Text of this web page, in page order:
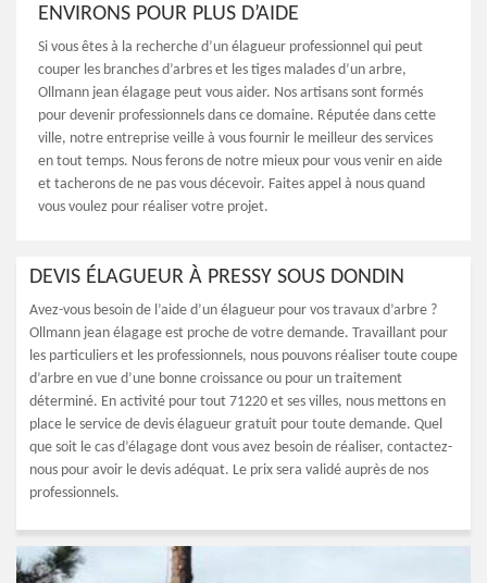
ENVIRONS POUR PLUS D’AIDE
Si vous êtes à la recherche d’un élagueur professionnel qui peut
couper les branches d’arbres et les tiges malades d’un arbre,
Ollmann jean élagage peut vous aider. Nos artisans sont formés
pour devenir professionnels dans ce domaine. Réputée dans cette
ville, notre entreprise veille à vous fournir le meilleur des services
en tout temps. Nous ferons de notre mieux pour vous venir en aide
et tacherons de ne pas vous décevoir. Faites appel à nous quand
vous voulez pour réaliser votre projet.
DEVIS ÉLAGUEUR À PRESSY SOUS DONDIN
Avez-vous besoin de l’aide d’un élagueur pour vos travaux d’arbre ?
Ollmann jean élagage est proche de votre demande. Travaillant pour
les particuliers et les professionnels, nous pouvons réaliser toute coupe
d’arbre en vue d’une bonne croissance ou pour un traitement
déterminé. En activité pour tout 71220 et ses villes, nous mettons en
place le service de devis élagueur gratuit pour toute demande. Quel
que soit le cas d’élagage dont vous avez besoin de réaliser, contactez-
nous pour avoir le devis adéquat. Le prix sera validé auprès de nos
professionnels.